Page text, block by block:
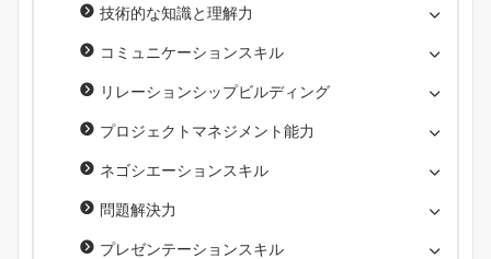
技術的な知識と理解力
コミュニケーションスキル
リレーションシップビルディング
プロジェクトマネジメント能力
ネゴシエーションスキル
問題解決力
プレゼンテーションスキル